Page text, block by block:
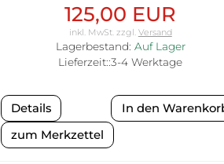
125,00 EUR
inkl. MwSt. zzgl. Versand
Lagerbestand: Auf Lager
Lieferzeit::3-4 Werktage
Details
zum Merkzettel